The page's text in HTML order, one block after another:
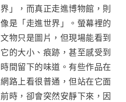
界」，而真正走進博物館，則
像是「走進世界」。螢幕裡的
文物只是圖片，但現場能看到
它的大小、痕跡，甚至感受到
時間留下的味道。有些作品在
網路上看很普通，但站在它面
前時，卻會突然安靜下來，因